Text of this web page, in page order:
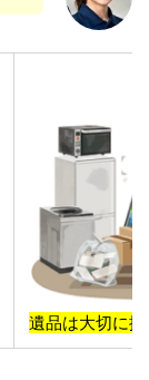
遺品は大切に